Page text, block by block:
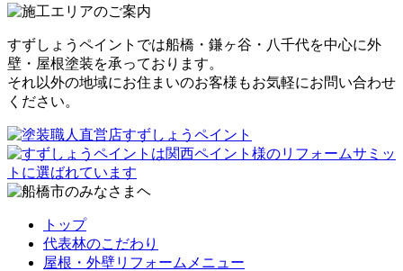
すずしょうペイントでは船橋・鎌ヶ谷・八千代を中心に外
壁・屋根塗装を承っております。
それ以外の地域にお住まいのお客様もお気軽にお問い合わせ
ください。
トップ
代表林のこだわり
屋根・外壁リフォームメニュー